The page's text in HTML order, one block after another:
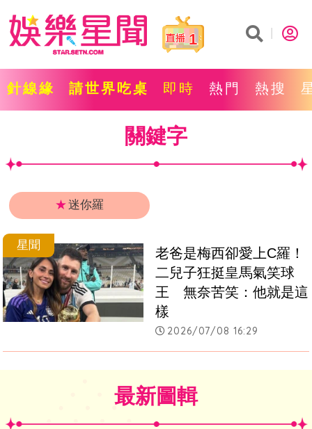
1
針線緣 請世界吃桌 即時 熱門 熱搜
關鍵字
★迷你羅
星聞
老爸是梅西卻愛上C羅！
二兒子狂挺皇馬氣笑球
王　無奈苦笑：他就是這
樣
2026/07/08 16:29
最新圖輯